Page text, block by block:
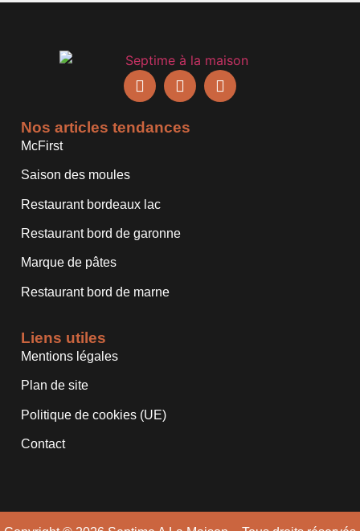
Nos articles tendances
McFirst
Saison des moules
Restaurant bordeaux lac
Restaurant bord de garonne
Marque de pâtes
Restaurant bord de marne
Liens utiles
Mentions légales
Plan de site
Politique de cookies (UE)
Contact